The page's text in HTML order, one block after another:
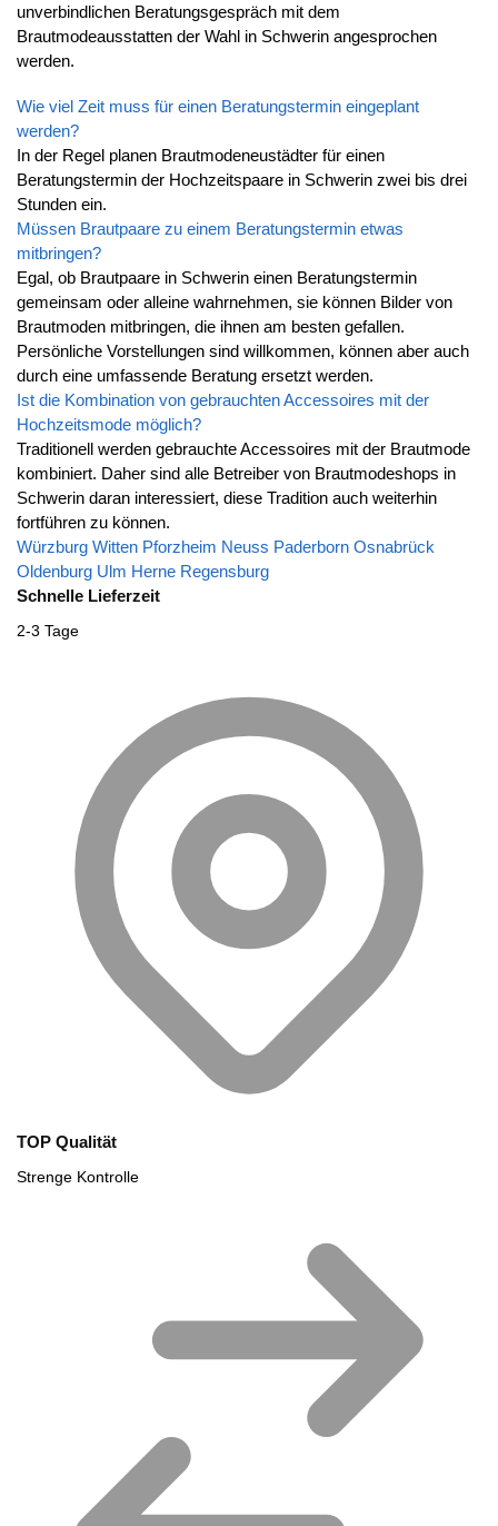
unverbindlichen Beratungsgespräch mit dem
Brautmodeausstatten der Wahl in Schwerin angesprochen
werden.
Wie viel Zeit muss für einen Beratungstermin eingeplant
werden?
In der Regel planen Brautmodeneustädter für einen
Beratungstermin der Hochzeitspaare in Schwerin zwei bis drei
Stunden ein.
Müssen Brautpaare zu einem Beratungstermin etwas
mitbringen?
Egal, ob Brautpaare in Schwerin einen Beratungstermin
gemeinsam oder alleine wahrnehmen, sie können Bilder von
Brautmoden mitbringen, die ihnen am besten gefallen.
Persönliche Vorstellungen sind willkommen, können aber auch
durch eine umfassende Beratung ersetzt werden.
Ist die Kombination von gebrauchten Accessoires mit der
Hochzeitsmode möglich?
Traditionell werden gebrauchte Accessoires mit der Brautmode
kombiniert. Daher sind alle Betreiber von Brautmodeshops in
Schwerin daran interessiert, diese Tradition auch weiterhin
fortführen zu können.
Würzburg Witten Pforzheim Neuss Paderborn Osnabrück
Oldenburg Ulm Herne Regensburg
Schnelle Lieferzeit
2-3 Tage
TOP Qualität
Strenge Kontrolle